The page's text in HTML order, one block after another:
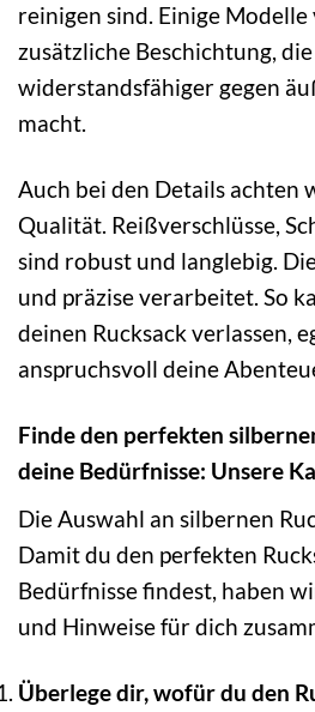
reinigen sind. Einige
zusätzliche Beschichtung,
widerstandsfähiger gegen
macht.
Auch bei den Details achten
Qualität. Reißverschlüsse,
sind robust und langlebig.
und präzise verarbeitet. So
deinen Rucksack verlassen,
anspruchsvoll deine
Finde den perfekten
deine Bedürfnisse: Unsere
Die Auswahl an silbernen
Damit du den perfekten
Bedürfnisse findest, haben
und Hinweise für dich
Überlege dir, wofür du den